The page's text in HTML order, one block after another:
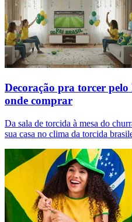
Decoração pra torcer
onde comprar
Da sala de torcida à mesa do
sua casa no clima da torcida